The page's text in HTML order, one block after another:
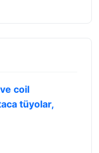
coil
tüyolar,